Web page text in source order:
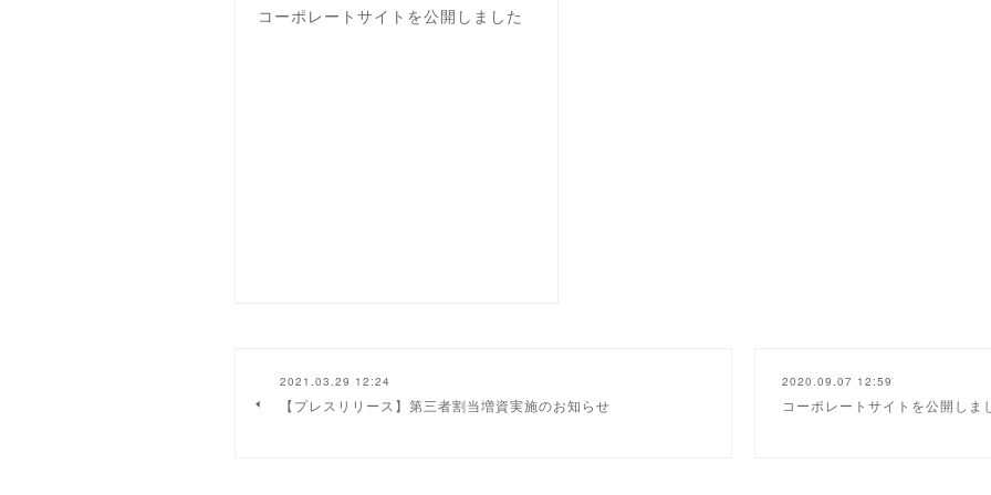
コーポレートサイトを公開しました
2021.03.29 12:24
【プレスリリース】第三者割当増資実施のお知らせ
2020.09.07 12:59
コーポレートサイトを公開しま